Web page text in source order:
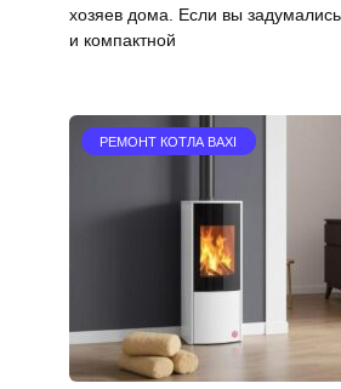
хозяев дома. Если вы
и компактной
РЕМОНТ КОТЛА BAXI